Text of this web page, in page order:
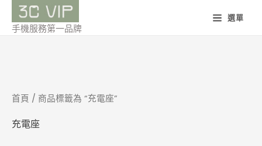
手機服務第一品牌
選單
首頁 / 商品標籤為 “充電座”
充電座